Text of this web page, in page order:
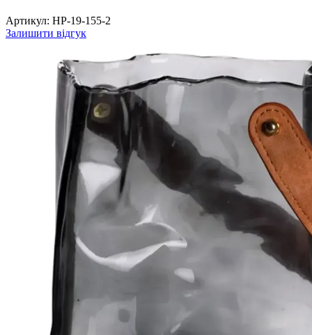
Артикул: HP-19-155-2
Залишити відгук